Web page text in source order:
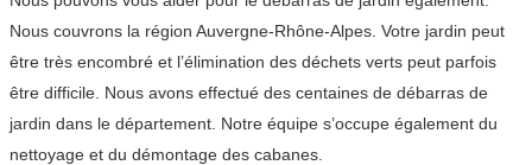
Nous couvrons la région Auvergne-Rhône-Alpes. Votre jardin peut
être très encombré et l’élimination des déchets verts peut parfois
être difficile. Nous avons effectué des centaines de débarras de
jardin dans le département. Notre équipe s’occupe également du
nettoyage et du démontage des cabanes.